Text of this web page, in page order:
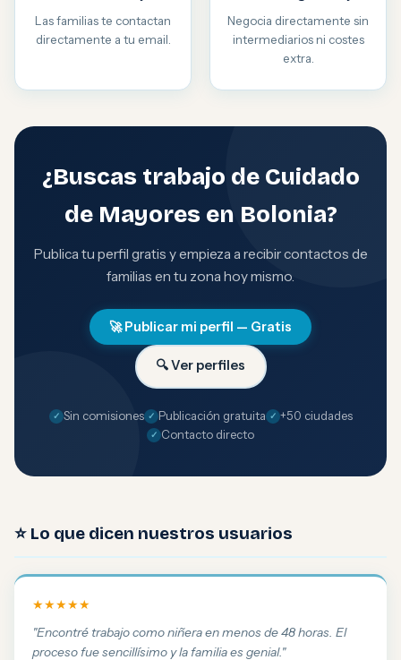
Las familias te contactan
directamente a tu email.
Negocia directamente sin
intermediarios ni costes
extra.
¿Buscas trabajo de Cuidado
de Mayores en Bolonia?
Publica tu perfil gratis y empieza a recibir contactos de
familias en tu zona hoy mismo.
🚀 Publicar mi perfil — Gratis
🔍 Ver perfiles
Sin comisiones Publicación gratuita
+50 ciudades
Contacto directo
⭐ Lo que dicen nuestros usuarios
★★★★★
"Encontré trabajo como niñera en menos de 48 horas. El
proceso fue sencillísimo y la familia es genial."